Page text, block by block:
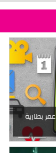
بطارية